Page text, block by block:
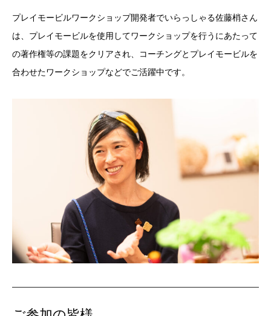
プレイモービルワークショップ開発者でいらっしゃる佐藤梢さん
は、プレイモービルを使用してワークショップを行うにあたって
の著作権等の課題をクリアされ、コーチングとプレイモービルを
合わせたワークショップなどでご活躍中です。